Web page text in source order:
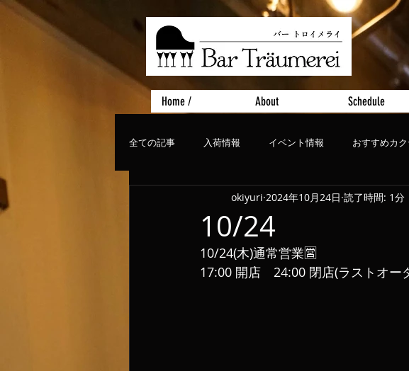
Home / About Schedule
全ての記事 入荷情報 イベント情報 おすすめカ
ライブ、コンサート おすすめビ
10/24
okiyuri 2024年10月24日 読了時間: 1分
10/24(木)通常営業🈺
17:00 開店　24:00 閉店(ラストオー